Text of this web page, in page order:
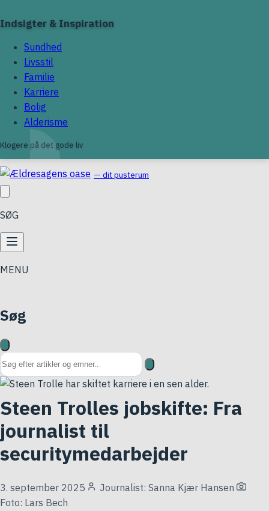
Indsigter & Inspiration
Sundhed
Livsstil
Familie
Karriere
Bolig
Alderisme
Klogere på det gode liv
— dit pusterum
SØG
MENU
Søg
Søg på hjemmesiden
Steen Trolles jobskifte: Fra
journalist til
securitymedarbejder
3. september 2025
Journalist: Sanna Kjær Hansen
Foto: Lars Bech